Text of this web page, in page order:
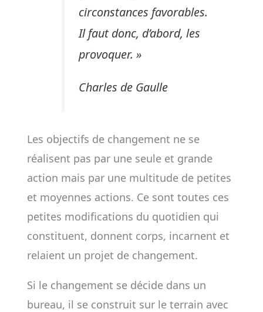
circonstances favorables.
Il faut donc, d’abord, les
provoquer. »
Charles de Gaulle
Les objectifs de changement ne se
réalisent pas par une seule et grande
action mais par une multitude de petites
et moyennes actions. Ce sont toutes ces
petites modifications du quotidien qui
constituent, donnent corps, incarnent et
relaient un projet de changement.
Si le changement se décide dans un
bureau, il se construit sur le terrain avec